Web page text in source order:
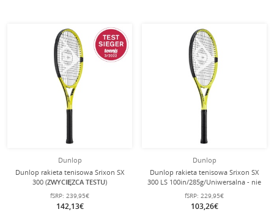
Dunlop
Dunlop rakieta tenisowa Srixon SX
300 (ZWYCIĘZCA TESTU)
100in/300g/Turniej żółty - nie
naciągana -
fSRP: 239,95€
142,13€
Dunlop
Dunlop rakieta tenisowa Srixon SX
300 LS 100in/285g/Uniwersalna - nie
naciągnięta -
fSRP: 229,95€
103,26€